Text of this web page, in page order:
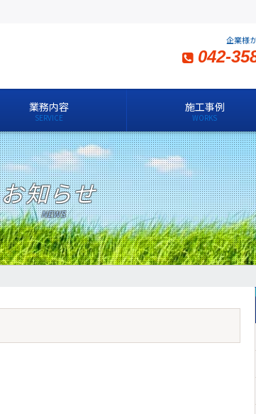
企業様
042-
業務内容 施工事例
お知らせ